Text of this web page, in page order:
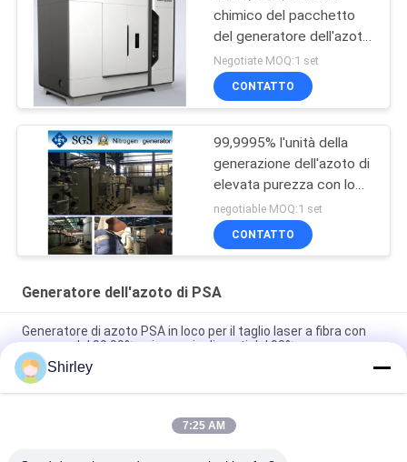
chimico del pacchetto
del generatore dell'azoto
del CE
Negotiate MOQ:1 set
CONTATTO
99,9995% l'unità della
generazione dell'azoto di
elevata purezza con lo
SGS/CCS ha approvato
negotiable MOQ:1 set
CONTATTO
Generatore dell'azoto di PSA
Generatore di azoto PSA in loco per il taglio laser a fibra con
purezza del 99,99% e risparmio di costi del 90%
Operazione automatizzata portatile dell'impianto di gas
dell'azoto di PSA di dimensione astuta
Industria di elettricità del litio di purezza 99,9995 del
Shirley
7:25 AM